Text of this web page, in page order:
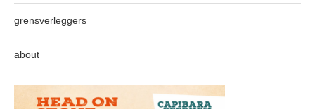
grensverleggers
about